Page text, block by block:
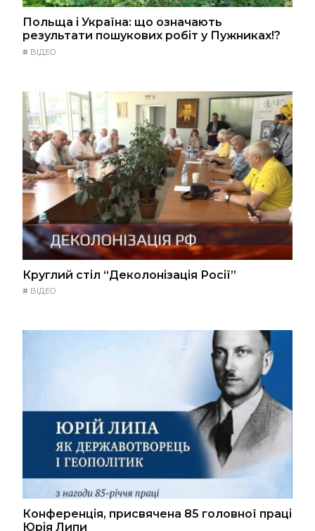
Польща і Україна: що означають
результати пошукових робіт у Пужниках!?
# ВІДЕО
Круглий стіл “Деколонізація Росії”
# ВІДЕО
Конференція, присвячена 85 головної праці
Юрія Липи